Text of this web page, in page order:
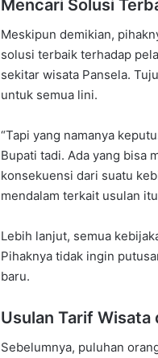
Mencari Solusi
Meskipun demikian,
solusi terbaik terhadap
sekitar wisata Pansela.
untuk semua lini.
“Tapi yang namanya
Bupati tadi. Ada yang bisa
konsekuensi dari suatu
mendalam terkait usulan
Lebih lanjut, semua
Pihaknya tidak ingin
baru.
Usulan Tarif Wisata
Sebelumnya, puluhan